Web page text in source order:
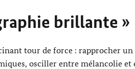
brillante »
tour de force : rapprocher
osciller entre mélancolie